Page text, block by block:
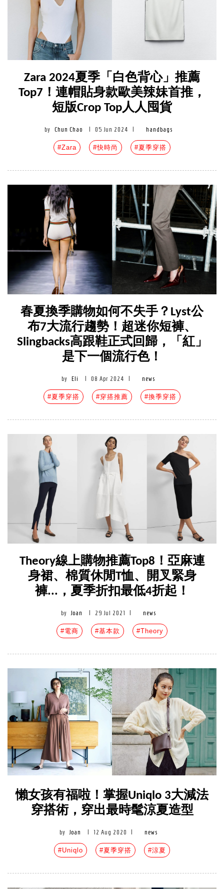
Zara 2024夏季「白色背心」推薦
Top7！連帽貼身款歐美辣妹首推，
短版Crop Top人人囤貨
by Chun Chao 05 Jun 2024 handbags
#Zara #快時尚 #夏季穿搭
春夏換季購物如何不失手？Lyst公
布7大流行趨勢！超迷你短褲、
Slingbacks高跟鞋正式回歸，「紅」
是下一個流行色！
by Eli 08 Apr 2024 news
#夏季穿搭 #穿搭推薦 #換季穿搭
Theory線上購物推薦Top8！亞麻連
身裙、棉質休閒T恤、開叉緊身
褲...，夏季折扣最低4折起！
by Joan 29 Jul 2021 news
#電商 #基本款 #Theory
懶女孩有福啦！掌握Uniqlo 3大減法
穿搭術，穿出最時髦涼夏造型
by Joan 12 Aug 2020 news
#Uniqlo #夏季穿搭 #涼夏